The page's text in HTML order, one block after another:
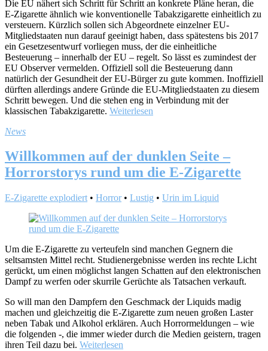
Die EU nähert sich Schritt für Schritt an konkrete Pläne heran, die
E-Zigarette ähnlich wie konventionelle Tabakzigarette einheitlich zu
versteuern. Kürzlich sollen sich Abgeordnete einzelner EU-
Mitgliedstaaten nun darauf geeinigt haben, dass spätestens bis 2017
ein Gesetzesentwurf vorliegen muss, der die einheitliche
Besteuerung – innerhalb der EU – regelt. So lässt es zumindest der
EU Observer vermelden. Offiziell soll die Besteuerung dann
natürlich der Gesundheit der EU-Bürger zu gute kommen. Inoffiziell
dürften allerdings andere Gründe die EU-Mitgliedstaaten zu diesem
Schritt bewegen. Und die stehen eng in Verbindung mit der
klassischen Tabakzigarette. Weiterlesen
News
Willkommen auf der dunklen Seite –
Horrorstorys rund um die E-Zigarette
E-Zigarette explodiert • Horror• Lustig • Urin im Liquid
Um die E-Zigarette zu verteufeln sind manchen Gegnern die
seltsamsten Mittel recht. Studienergebnisse werden ins rechte Licht
gerückt, um einen möglichst langen Schatten auf den elektronischen
Dampf zu werfen oder skurrile Gerüchte als Tatsachen verkauft.
So will man den Dampfern den Geschmack der Liquids madig
machen und gleichzeitig die E-Zigarette zum neuen großen Laster
neben Tabak und Alkohol erklären. Auch Horrormeldungen – wie
die folgenden -, die immer wieder durch die Medien geistern, tragen
ihren Teil dazu bei. Weiterlesen